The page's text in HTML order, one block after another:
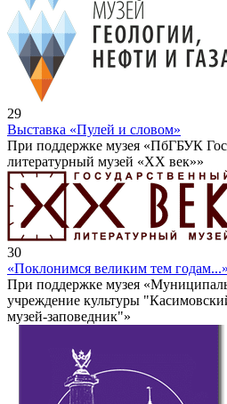
29
Выставка «Пулей и словом»
При поддержке музея «ПбГБУК
литературный музей «ХХ век»»
30
«Поклонимся великим тем годам...»
При поддержке музея
учреждение культуры
музей-заповедник"»